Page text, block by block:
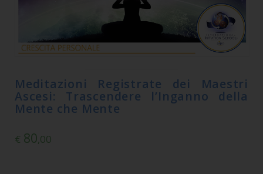
Meditazioni Registrate dei Maestri
Ascesi: Trascendere l’Inganno della
Mente che Mente
€ 80,00